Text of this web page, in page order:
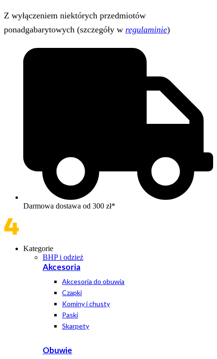
Z wyłączeniem niektórych przedmiotów
ponadgabarytowych (szczegóły w regulaminie)
Darmowa dostawa od 300 zł*
Kategorie
BHP i odzież
Akcesoria
Akcesoria do obuwia
Czapki
Kominy i chusty
Paski
Skarpety
Obuwie